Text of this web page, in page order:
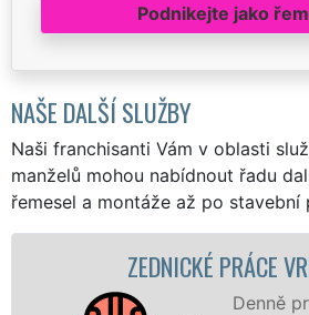
Podnikejte jako
NAŠE DALŠÍ SLUŽBY
Naši franchisanti Vám v oblasti
manželů mohou nabídnout řadu
řemesel a montáže až po stavební
ZEDNICKÉ PRÁCE VRBÁTKY
Denně pro Vás ve